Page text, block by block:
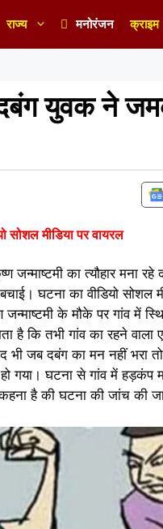
राज्य मनोरंजन क्राइम
दबंग युवक ने
सोशल मीडिया पर वायरल
का त्यौहार मना
घटना का वीडियो सोशल
के मौके पर गांव में
है कि तभी गांव का रहने
जब दबंग का मन नहीं भरा
गया। घटना से गांव में हड़कंप
है की घटना की जांच की